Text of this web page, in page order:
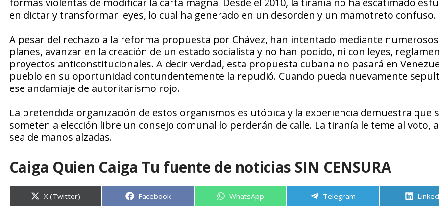
formas violentas de modificar la carta magna. Desde el 2010, la tiranía no ha escatimado
en dictar y transformar leyes, lo cual ha generado en un desorden y un mamotreto confuso.
A pesar del rechazo a la reforma propuesta por Chávez, han intentado mediante numerosos
planes, avanzar en la creación de un estado socialista y no han podido, ni con leyes,
proyectos anticonstitucionales. A decir verdad, esta propuesta cubana no pasará en
pueblo en su oportunidad contundentemente la repudió. Cuando pueda nuevamente
ese andamiaje de autoritarismo rojo.
La pretendida organización de estos organismos es utópica y la experiencia demuestra que
someten a elección libre un consejo comunal lo perderán de calle. La tiranía le teme al voto,
sea de manos alzadas.
Caiga Quien Caiga Tu fuente de noticias SIN CENSURA
Compartir
en
X (Twitter) Compartir
Facebook Compartir
WhatsApp Compartir
Telegram